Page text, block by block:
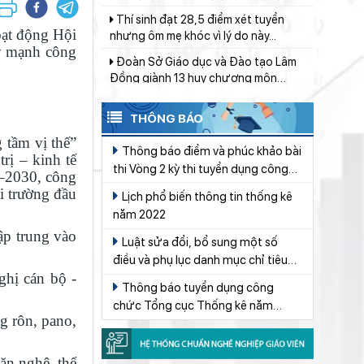
động Hội
công
vị thế”
– kinh tế
công
trường đầu
trung vào
cán bộ -
rôn, pano,
Đoàn Sở Giáo dục và Đào tạo Lâm
Đồng giành 13 huy chương môn
Karate
Dạy học tích hợp AI để hình thành
tư duy số
Ngành Giáo dục Lâm Đồng lan tỏa
đạo lý “Uống nước nhớ nguồn”
Gieo mầm hiếu học nơi vùng xa
“Thư viện thân thiện”
ngày hội của học sinh và giáo viên
Phường Xuân Trường – Đà Lạt:
trang bị kiến thức, kỹ năng phòng,
chống đuối nước và sơ cấp cứu cho
thanh thiếu nhi
Từ khát vọng dân giàu, nước mạnh
đến lý luận kinh tế thị trường định
hướng XHCN trong kỷ nguyên mới -
Bài 2: Khơi thông nguồn lực, vững
Lâm Đồng tạo nền tảng đột phá
THÔNG BÁO
thi Vòng 2 kỳ thi tuyển dụng công
chức Tổng cục Thống kê năm 2019
Lịch phổ biến thông tin thống kê
năm 2022
Luật sửa đổi, bổ sung một số
điều và phụ lục danh mục chỉ tiêu
Thống kê quốc gia của Luật Thống
kê Số 01/2021/QH15
chức Tổng cục Thống kê năm
2022